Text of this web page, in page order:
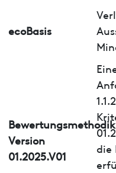
ecoBasis
Bewertungsmethodik
Version
01.2025.V01
die